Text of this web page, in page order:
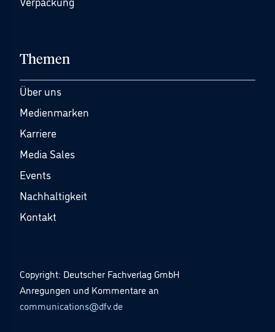
Themen
Über uns
Medienmarken
Karriere
Media Sales
Events
Nachhaltigkeit
Kontakt
Copyright: Deutscher Fachverlag GmbH
Anregungen und Kommentare an
communications@dfv.de